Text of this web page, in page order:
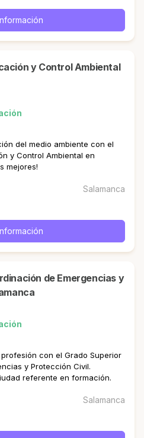
del medio ambiente con el
y Control Ambiental en
mejores!
Salamanca
con el Grado Superior
y Protección Civil.
referente en formación.
Salamanca